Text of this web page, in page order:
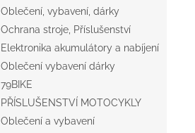
Oblečení, vybavení, dárky
Ochrana stroje, Příslušenství
Elektronika akumulátory a nabíjení
Oblečení vybavení dárky
79BIKE
PŘÍSLUŠENSTVÍ MOTOCYKLY
Oblečení a vybavení